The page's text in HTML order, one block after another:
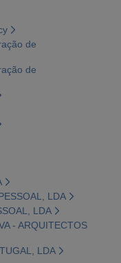
de
de
LDA
LDA
- ARQUITECTOS
LDA